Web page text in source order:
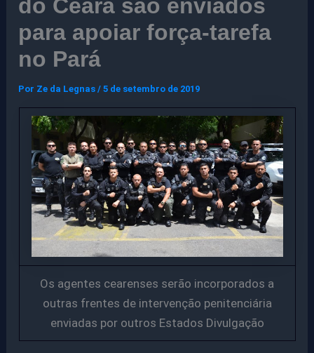
do Ceará são enviados
para apoiar força-tarefa
no Pará
Por Ze da Legnas/5 de setembro de 2019
Os agentes cearenses serão incorporados a
outras frentes de intervenção penitenciária
enviadas por outros Estados Divulgação